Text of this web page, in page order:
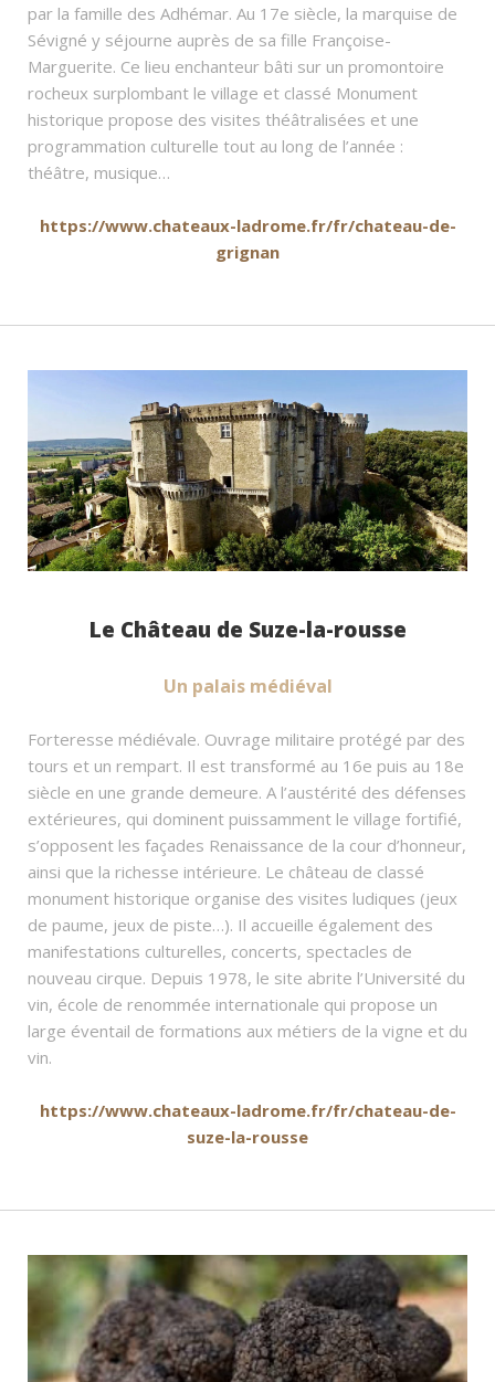
par la famille des Adhémar. Au 17e siècle, la marquise de
Sévigné y séjourne auprès de sa fille Françoise-
Marguerite. Ce lieu enchanteur bâti sur un promontoire
rocheux surplombant le village et classé Monument
historique propose des visites théâtralisées et une
programmation culturelle tout au long de l’année :
théâtre, musique…
https://www.chateaux-ladrome.fr/fr/chateau-de-
grignan
Le Château de Suze-la-rousse
Un palais médiéval
Forteresse médiévale. Ouvrage militaire protégé par des
tours et un rempart. Il est transformé au 16e puis au 18e
siècle en une grande demeure. A l’austérité des défenses
extérieures, qui dominent puissamment le village fortifié,
s’opposent les façades Renaissance de la cour d’honneur,
ainsi que la richesse intérieure. Le château de classé
monument historique organise des visites ludiques (jeux
de paume, jeux de piste…). Il accueille également des
manifestations culturelles, concerts, spectacles de
nouveau cirque. Depuis 1978, le site abrite l’Université du
vin, école de renommée internationale qui propose un
large éventail de formations aux métiers de la vigne et du
vin.
https://www.chateaux-ladrome.fr/fr/chateau-de-
suze-la-rousse